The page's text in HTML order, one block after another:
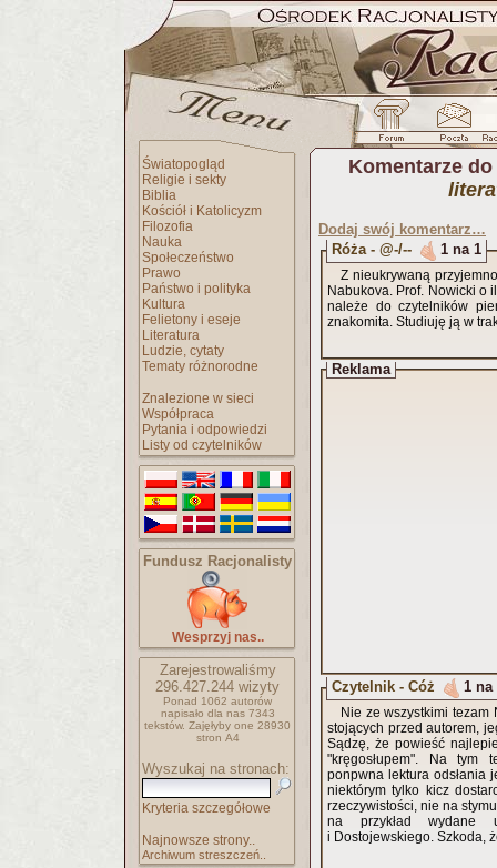
Światopogląd
Religie i sekty
Biblia
Kościół i Katolicyzm
Filozofia
Nauka
Społeczeństwo
Prawo
Państwo i polityka
Kultura
Felietony i eseje
Literatura
Ludzie, cytaty
Tematy różnorodne
Znalezione w sieci
Współpraca
Pytania i odpowiedzi
Listy od czytelników
Fundusz Racjonalisty
Wesprzyj nas..
Zarejestrowaliśmy
296.427.244 wizyty
Ponad 1062 autorów
napisało dla nas 7343
tekstów. Zajęłyby one 28930
stron A4
Wyszukaj na stronach:
Kryteria szczegółowe
Najnowsze strony..
Archiwum streszczeń..
Komentarze
Dodaj swój komentarz…
Róża - @-/--
1 na 1
Z nieukrywaną
Nabukova. Prof. Nowicki o
należe do czytelników
znakomita. Studiuję ją w
Reklama
Czytelnik - Cóż 1 na
Nie ze wszystkimi
stojących przed autorem,
Sądzę, że powieść
"kręgosłupem". Na tym
ponpwna lektura odsłania
niektórym tylko kicz
rzeczywistości, nie na
na przykład
i Dostojewskiego. Szkoda,